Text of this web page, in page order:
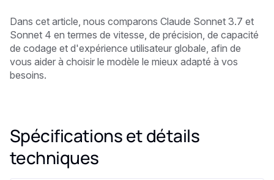
Dans cet article, nous comparons Claude Sonnet 3.7 et
Sonnet 4 en termes de vitesse, de précision, de capacité
de codage et d'expérience utilisateur globale, afin de
vous aider à choisir le modèle le mieux adapté à vos
besoins.
Spécifications et détails
techniques